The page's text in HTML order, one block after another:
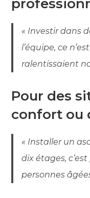
« Investir dans
l’équipe, ce
ralentissaient
Pour des
confort ou
« Installer un
dix étages,
personnes